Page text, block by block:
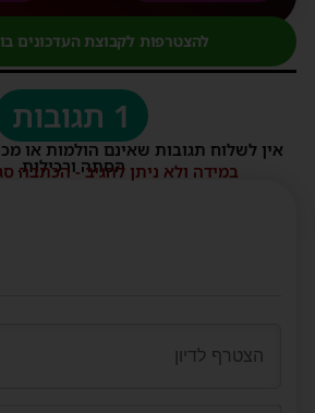
להצטרפות לקבוצת העדכונים
1 תגובות
אין לשלוח תגובות שאינם הולמות או
הסתה ורכילות.
במידה ולא ניתן להגיב - הכתבה